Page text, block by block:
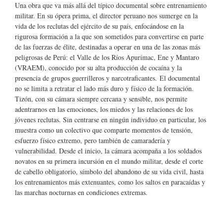
Una obra que va más allá del típico documental sobre entrenamiento
militar. En su ópera prima, el director peruano nos sumerge en la
vida de los reclutas del ejército de su país, enfocándose en la
rigurosa formación a la que son sometidos para convertirse en parte
de las fuerzas de élite, destinadas a operar en una de las zonas más
peligrosas de Perú: el Valle de los Ríos Apurímac, Ene y Mantaro
(VRAEM), conocido por su alta producción de cocaína y la
presencia de grupos guerrilleros y narcotraficantes. El documental
no se limita a retratar el lado más duro y físico de la formación.
Tizón, con su cámara siempre cercana y sensible, nos permite
adentrarnos en las emociones, los miedos y las relaciones de los
jóvenes reclutas. Sin centrarse en ningún individuo en particular, los
muestra como un colectivo que comparte momentos de tensión,
esfuerzo físico extremo, pero también de camaradería y
vulnerabilidad. Desde el inicio, la cámara acompaña a los soldados
novatos en su primera incursión en el mundo militar, desde el corte
de cabello obligatorio, símbolo del abandono de su vida civil, hasta
los entrenamientos más extenuantes, como los saltos en paracaídas y
las marchas nocturnas en condiciones extremas.